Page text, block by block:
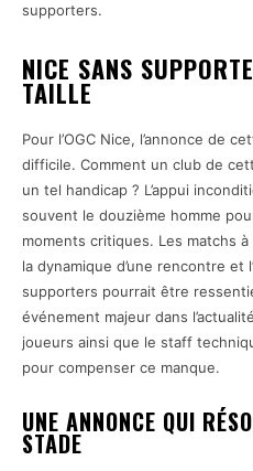
supporters.
NICE SANS
TAILLE
Pour l’OGC Nice, l’annonce de
difficile. Comment un club de
un tel handicap ? L’appui
souvent le douzième homme
moments critiques. Les matchs
la dynamique d’une rencontre et
supporters pourrait être
événement majeur dans
joueurs ainsi que le staff
pour compenser ce manque.
UNE ANNONCE QUI
STADE